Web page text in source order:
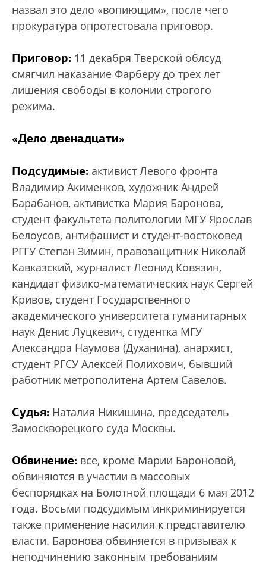
назвал это дело «вопиющим», после чего
прокуратура опротестовала приговор.
Приговор: 11 декабря Тверской облсуд
смягчил наказание Фарберу до трех лет
лишения свободы в колонии строгого
режима.
«Дело двенадцати»
Подсудимые: активист Левого фронта
Владимир Акименков, художник Андрей
Барабанов, активистка Мария Баронова,
студент факультета политологии МГУ Ярослав
Белоусов, антифашист и студент-востоковед
РГГУ Степан Зимин, правозащитник Николай
Кавказский, журналист Леонид Ковязин,
кандидат физико-математических наук Сергей
Кривов, студент Государственного
академического университета гуманитарных
наук Денис Луцкевич, студентка МГУ
Александра Наумова (Духанина), анархист,
студент РГСУ Алексей Полихович, бывший
работник метрополитена Артем Савелов.
Судья: Наталия Никишина, председатель
Замоскворецкого суда Москвы.
Обвинение: все, кроме Марии Бароновой,
обвиняются в участии в массовых
беспорядках на Болотной площади 6 мая 2012
года. Восьми подсудимым инкриминируется
также применение насилия к представителю
власти. Баронова обвиняется в призывах к
неподчинению законным требованиям